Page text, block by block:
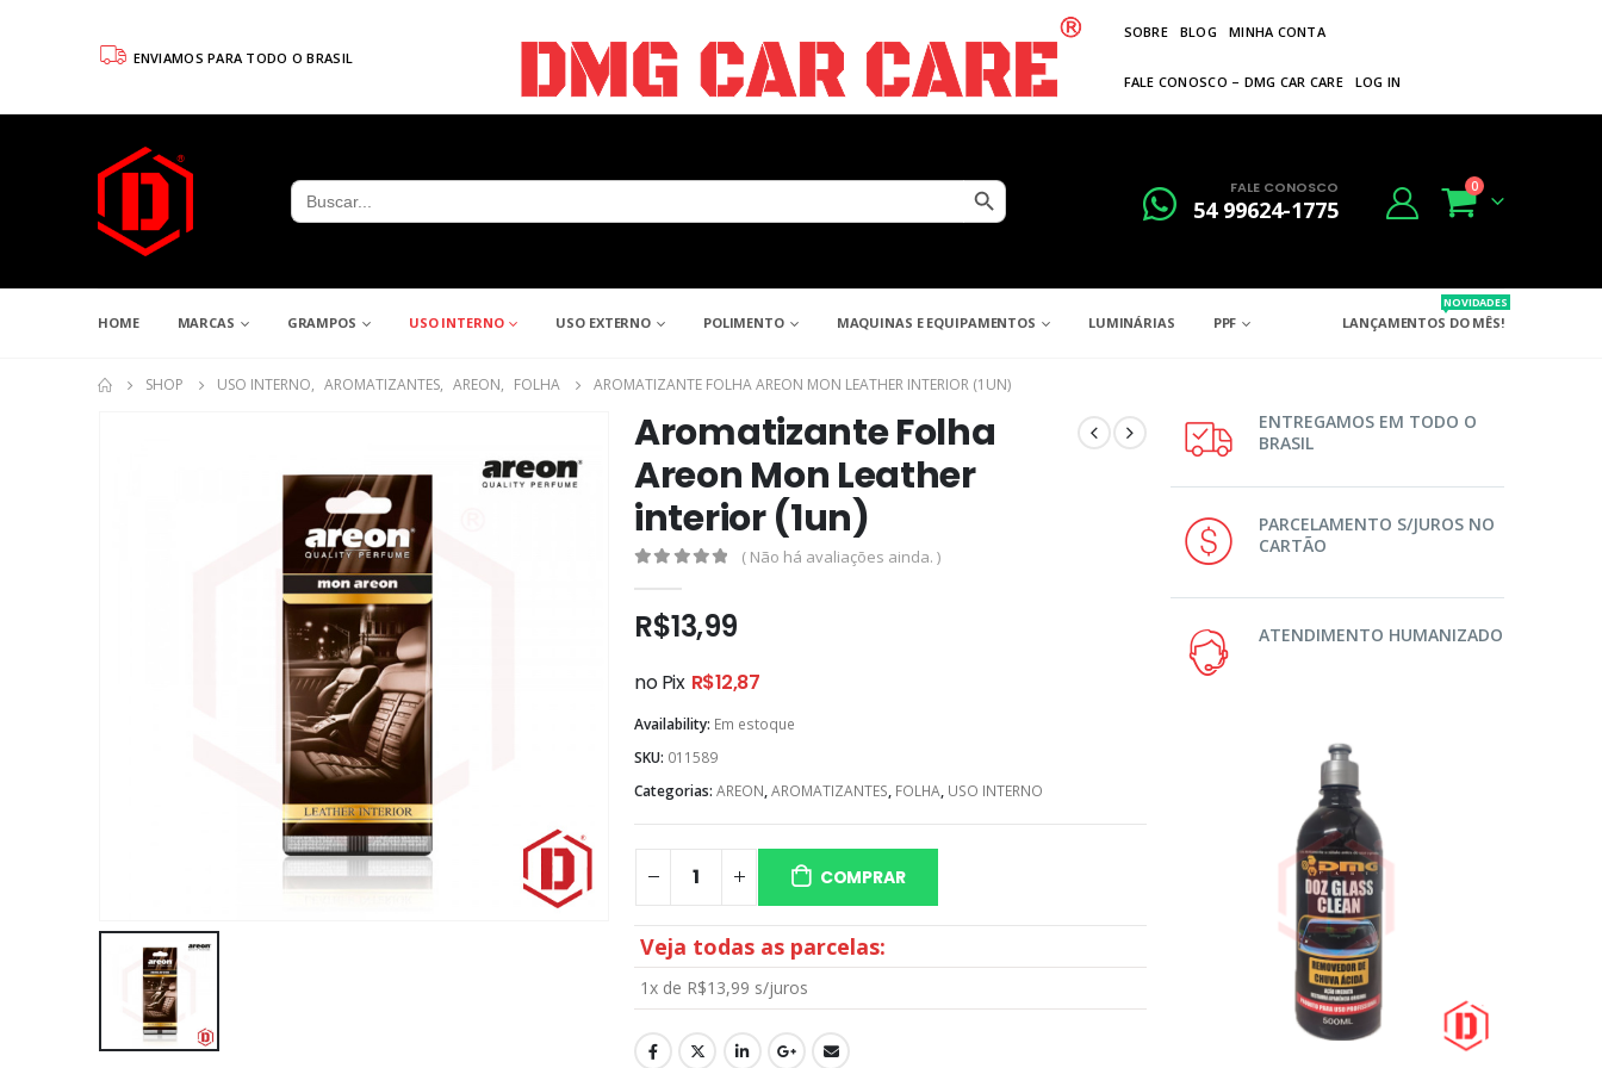
ENVIAMOS PARA TODO O BRASIL
SOBRE BLOG MINHA CONTA
FALE CONOSCO – DMG CAR CARE LOG IN
Search
for:
Search Button FALE CONOSCO
54 99624-1775
0
HOME MARCAS GRAMPOS USO INTERNO USO EXTERNO POLIMENTO MAQUINAS E EQUIPAMENTOS LUMINÁRIAS PPF LANÇAMENTOS DO MÊS!
NOVIDADES
SHOP USO INTERNO, AROMATIZANTES, AREON, FOLHA AROMATIZANTE FOLHA AREON MON LEATHER INTERIOR (1UN)
Aromatizante Folha
Areon Mon Leather
interior (1un)
( Não há avaliações ainda. )
R$13,99
no Pix R$12,87
Availability: Em estoque
SKU: 011589
Categorias: AREON,AROMATIZANTES, FOLHA, USO INTERNO
COMPRAR
Veja todas as parcelas:
1x de R$13,99 s/juros
ENTREGAMOS EM TODO O
BRASIL
PARCELAMENTO S/JUROS NO
CARTÃO
ATENDIMENTO HUMANIZADO